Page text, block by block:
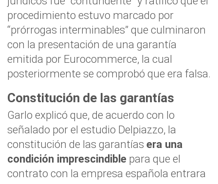
procedimiento estuvo marcado por
“prórrogas interminables” que culminaron
con la presentación de una garantía
emitida por Eurocommerce, la cual
posteriormente se comprobó que era falsa.
Constitución de las garantías
Garlo explicó que, de acuerdo con lo
señalado por el estudio Delpiazzo, la
constitución de las garantías era una
condición imprescindible para que el
contrato con la empresa española entrara